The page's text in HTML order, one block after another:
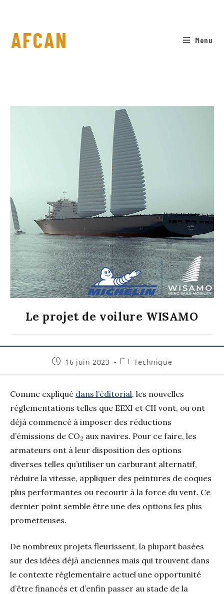
AFCAN Menu
Le projet de voilure WISAMO
16 juin 2023 Technique
Comme expliqué dans l’éditorial, les nouvelles
réglementations telles que EEXI et CII vont, ou ont
déjà commencé à imposer des réductions
d’émissions de CO2 aux navires. Pour ce faire, les
armateurs ont à leur disposition des options
diverses telles qu’utiliser un carburant alternatif,
réduire la vitesse, appliquer des peintures de coques
plus performantes ou recourir à la force du vent. Ce
dernier point semble être une des options les plus
prometteuses.
De nombreux projets fleurissent, la plupart basées
sur des idées déjà anciennes mais qui trouvent dans
le contexte réglementaire actuel une opportunité
d’être financés et d’enfin passer au stade de la